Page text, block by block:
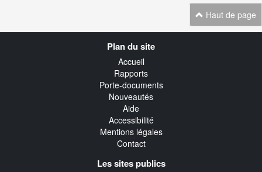
Haut de page
Plan du site
Accueil
Rapports
Porte-documents
Nouveautés
Aide
Accessibilité
Mentions légales
Contact
Les sites publics